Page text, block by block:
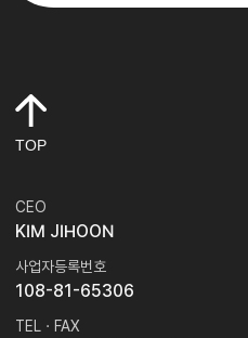
TOP
CEO
KIM JIHOON
사업자등록번호
108-81-65306
TEL · FAX